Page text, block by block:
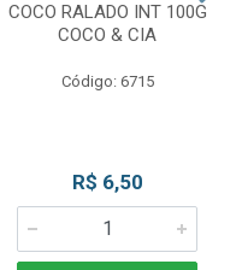
COCO RALADO INT 100G
COCO & CIA
Código: 6715
R$ 6,50